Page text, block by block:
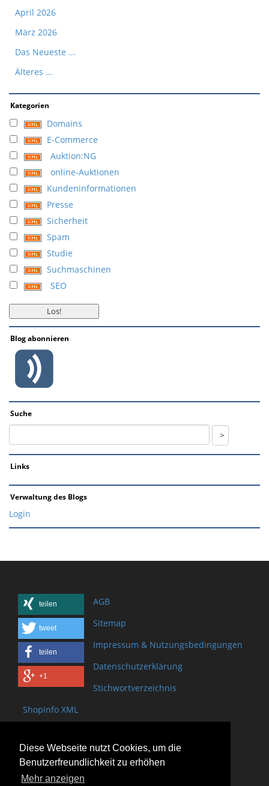
Diese Webseite nutzt Cookies, um die
Benutzerfreundlichkeit zu erhöhen
Mehr anzeigen
April 2026
März 2026
Das Neueste ...
Älteres ...
Kategorien
Domains
E-Commerce
Auktion:NG
online-Auktionen
Kundeninformationen
Presse
Sicherheit
Spam
Studie
Suchmaschinen
SEO
Blog abonnieren
Suche
Links
Verwaltung des Blogs
Login
teilen
tweet
teilen
+1
AGB
Sitemap
Impressum & Nutzungsbedingungen
Datenschutzerklärung
Stichwortverzeichnis
Shopinfo XML
Bischof-Brand Straße 2
61440 Oberursel